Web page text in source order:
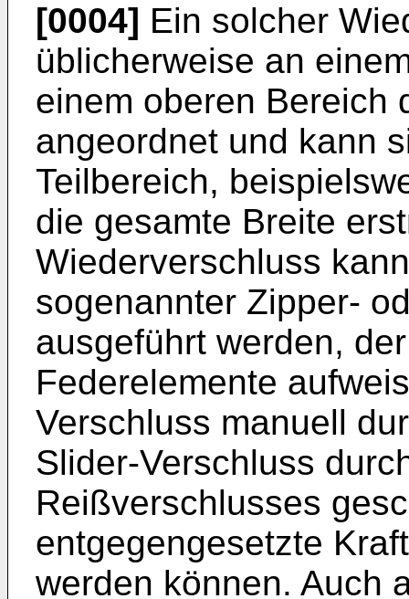
[0004] Ein solcher
üblicherweise an
einem oberen Bereich
angeordnet und kann
Teilbereich,
die gesamte Breite
Wiederverschluss
sogenannter Zipper-
ausgeführt werden,
Federelemente
Verschluss manuell
Slider-Verschluss
Reißverschlusses
entgegengesetzte
werden können. Auch